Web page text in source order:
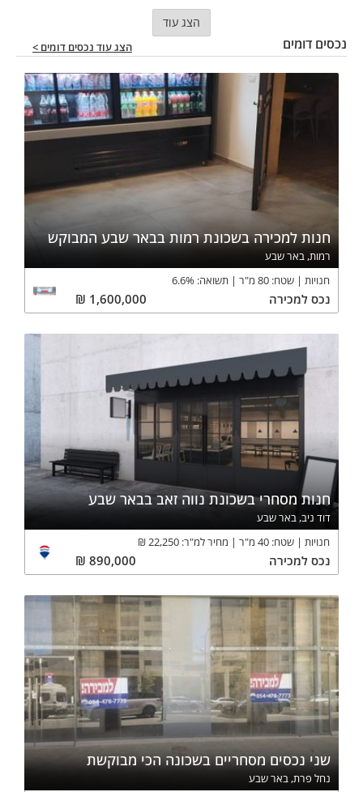
הצג עוד
נכסים דומים הצג עוד נכסים דומים >
חנות למכירה בשכונת רמות בבאר שבע המבוקש
רמות, באר שבע
חנויות
שטח: 80 מ"ר תשואה: 6.6%
נכס למכירה 1,600,000
₪
חנות מסחרי בשכונת נווה זאב בבאר שבע
דוד ניב, באר שבע
חנויות
שטח: 40 מ"ר מחיר למ"ר: 22,250
₪
נכס למכירה 890,000
₪
שני נכסים מסחריים בשכונה הכי מבוקשת
נחל פרת, באר שבע